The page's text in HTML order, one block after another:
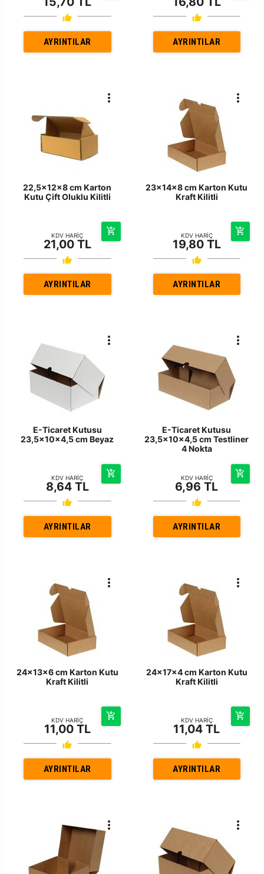
AYRINTILAR AYRINTILAR
22,5x12x8 cm Karton
Kutu Çift Oluklu Kilitli
KDV HARİÇ
21,00 TL
AYRINTILAR
23x14x8 cm Karton Kutu
Kraft Kilitli
KDV HARİÇ
19,80 TL
AYRINTILAR
E-Ticaret Kutusu
23,5x10x4,5 cm Beyaz
KDV HARİÇ
8,64 TL
AYRINTILAR
E-Ticaret Kutusu
23,5x10x4,5 cm Testliner
4 Nokta
KDV HARİÇ
6,96 TL
AYRINTILAR
24x13x6 cm Karton Kutu
Kraft Kilitli
KDV HARİÇ
11,00 TL
AYRINTILAR
24x17x4 cm Karton Kutu
Kraft Kilitli
KDV HARİÇ
11,04 TL
AYRINTILAR